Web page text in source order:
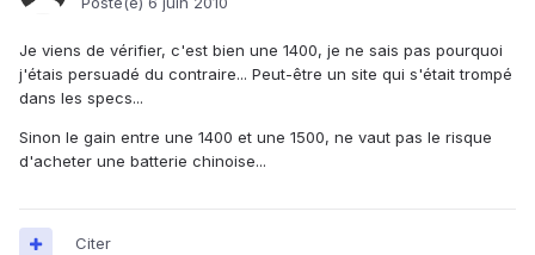
Je viens de vérifier, c'est bien une 1400, je ne sais pas pourquoi
j'étais persuadé du contraire... Peut-être un site qui s'était trompé
dans les specs...
Sinon le gain entre une 1400 et une 1500, ne vaut pas le risque
d'acheter une batterie chinoise...
Citer